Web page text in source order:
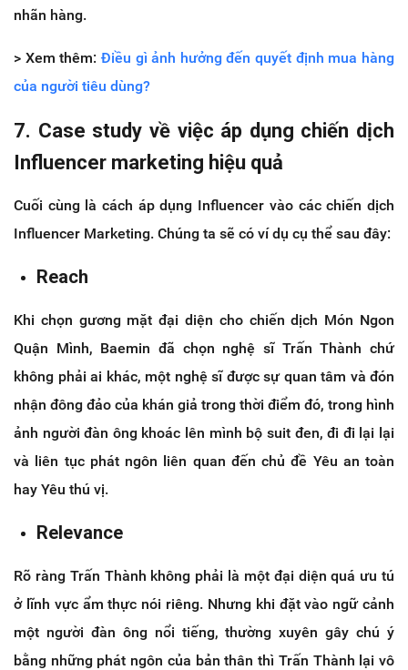
nhãn hàng.
> Xem thêm: Điều gì ảnh hưởng đến quyết định mua hàng
của người tiêu dùng?
7. Case study về việc áp dụng chiến dịch
Influencer marketing hiệu quả
Cuối cùng là cách áp dụng Influencer vào các chiến dịch
Influencer Marketing. Chúng ta sẽ có ví dụ cụ thể sau đây:
Reach
Khi chọn gương mặt đại diện cho chiến dịch Món Ngon
Quận Mình, Baemin đã chọn nghệ sĩ Trấn Thành chứ
không phải ai khác, một nghệ sĩ được sự quan tâm và đón
nhận đông đảo của khán giả trong thời điểm đó, trong hình
ảnh người đàn ông khoác lên mình bộ suit đen, đi đi lại lại
và liên tục phát ngôn liên quan đến chủ đề Yêu an toàn
hay Yêu thú vị.
Relevance
Rõ ràng Trấn Thành không phải là một đại diện quá ưu tú
ở lĩnh vực ẩm thực nói riêng. Nhưng khi đặt vào ngữ cảnh
một người đàn ông nổi tiếng, thường xuyên gây chú ý
bằng những phát ngôn của bản thân thì Trấn Thành lại vô